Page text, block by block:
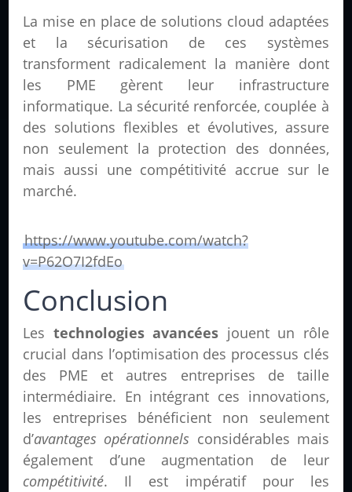
La mise en place de solutions cloud adaptées
et la sécurisation de ces systèmes
transforment radicalement la manière dont
les PME gèrent leur infrastructure
informatique. La sécurité renforcée, couplée à
des solutions flexibles et évolutives, assure
non seulement la protection des données,
mais aussi une compétitivité accrue sur le
marché.
https://www.youtube.com/watch?
v=P62O7I2fdEo
Conclusion
Les technologies avancées jouent un rôle
crucial dans l’optimisation des processus clés
des PME et autres entreprises de taille
intermédiaire. En intégrant ces innovations,
les entreprises bénéficient non seulement
d’avantages opérationnels considérables mais
également d’une augmentation de leur
compétitivité. Il est impératif pour les